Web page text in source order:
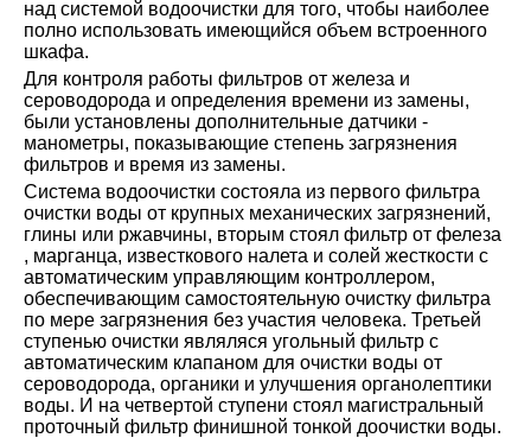
над системой водоочистки для того, чтобы наиболее
полно использовать имеющийся объем встроенного
шкафа.
Для контроля работы фильтров от железа и
сероводорода и определения времени из замены,
были установлены дополнительные датчики -
манометры, показывающие степень загрязнения
фильтров и время из замены.
Система водоочистки состояла из первого фильтра
очистки воды от крупных механических загрязнений,
глины или ржавчины, вторым стоял фильтр от фелеза
, марганца, известкового налета и солей жесткости с
автоматическим управляющим контроллером,
обеспечивающим самостоятельную очистку фильтра
по мере загрязнения без участия человека. Третьей
ступенью очистки являляся угольный фильтр с
автоматическим клапаном для очистки воды от
сероводорода, органики и улучшения органолептики
воды. И на четвертой ступени стоял магистральный
проточный фильтр финишной тонкой доочистки воды.